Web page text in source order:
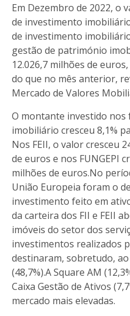
Em Dezembro de 2022, o
de investimento
de investimento
gestão de património
12.026,7 milhões de
do que no mês anterior,
Mercado de Valores
O montante investido
imobiliário cresceu 8,1%
Nos FEII, o valor cresceu
de euros e nos FUNGEPI
milhões de euros.No
União Europeia foram o
investimento feito em
da carteira dos FII e FEII
imóveis do setor dos
investimentos realizados
destinaram, sobretudo,
(48,7%).A Square AM
Caixa Gestão de Ativos
mercado mais elevadas.